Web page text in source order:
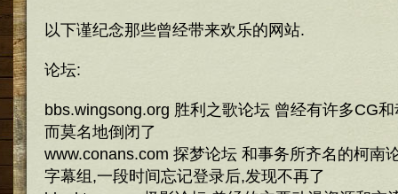
以下谨纪念那些曾经带来欢乐的网站.
论坛:
bbs.wingsong.org 胜利之歌论坛 曾经有许多CG
而莫名地倒闭了
www.conans.com 探梦论坛 和事务所齐名的柯南
字幕组,一段时间忘记登录后,发现不再了